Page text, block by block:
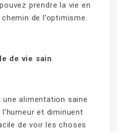
prendre la vie en
de l’optimisme.
de vie sain
alimentation saine
et diminuent
de voir les choses